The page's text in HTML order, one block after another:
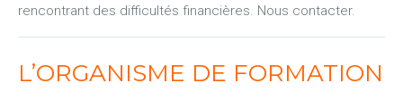
rencontrant des difficultés financières. Nous contacter.
L’ORGANISME DE FORMATION